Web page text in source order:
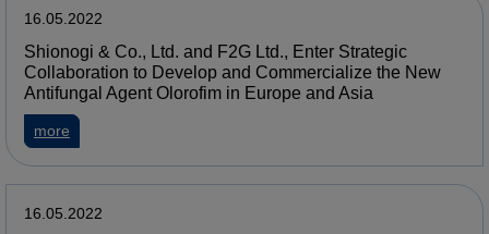
16.05.2022
Shionogi & Co., Ltd. and F2G Ltd., Enter Strategic
Collaboration to Develop and Commercialize the New
Antifungal Agent Olorofim in Europe and Asia
more
16.05.2022